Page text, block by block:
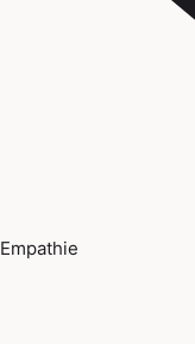
Empathie